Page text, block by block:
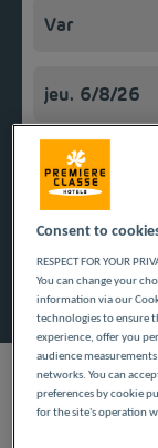
Navigate
Ajouter un
Consent to
RESPECT FOR YOUR
You can change your
information via our
technologies to ensure
experience, offer you
audience
networks. You can
preferences by cookie
for the site's operation